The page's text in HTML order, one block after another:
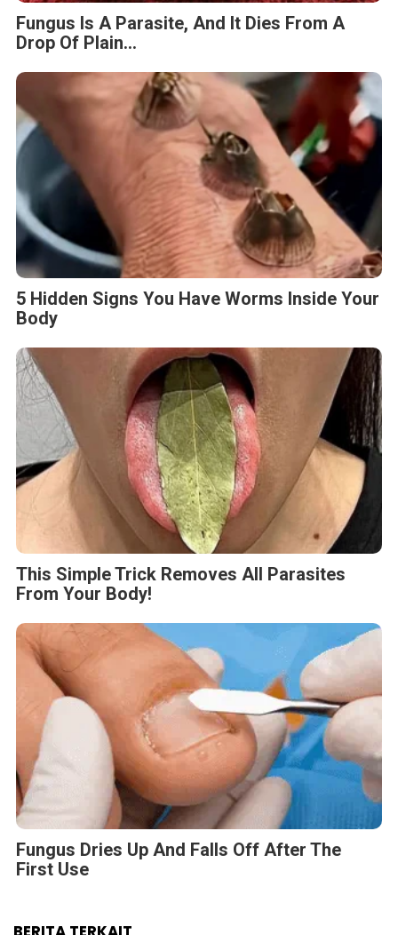
Fungus Is A Parasite, And It Dies From A
Drop Of Plain...
5 Hidden Signs You Have Worms Inside Your
Body
This Simple Trick Removes All Parasites
From Your Body!
Fungus Dries Up And Falls Off After The
First Use